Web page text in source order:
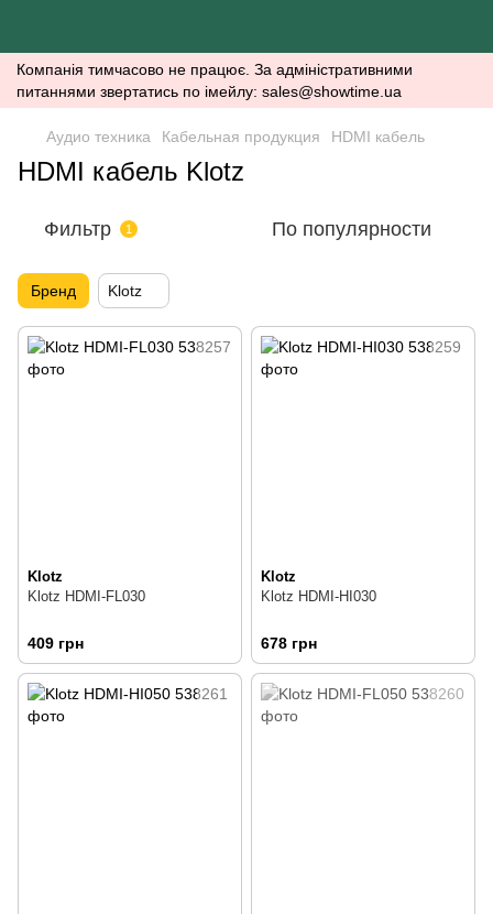
Компанія тимчасово не працює. За адміністративними
питаннями звертатись по імейлу: sales@showtime.ua
Аудио техника Кабельная продукция HDMI кабель
HDMI кабель Klotz
Фильтр 1 По популярности
Бренд Klotz
Klotz
Klotz HDMI-FL030
409 грн
Klotz
Klotz HDMI-HI030
678 грн